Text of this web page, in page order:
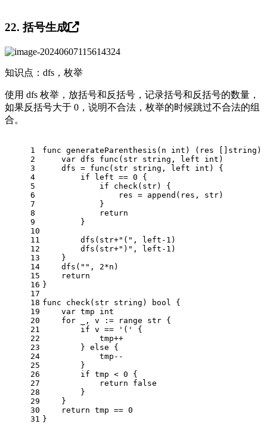
22. 括号生成
知识点：dfs，枚举
使用 dfs 枚举，放括号和反括号，记录括号和反括号的数量，
如果反括号大于 0，说明不合法，枚举的时候跳过不合法的组
合。
1
2
3
4
5
6
7
8
9
10
11
12
13
14
15
16
17
18
19
20
21
22
23
24
25
26
27
28
29
30
31
func generateParenthesis (n int ) (res [] string )
var dfs func (str string , left int )
    dfs =
func (str string , left int )
{
if left == 0 {
if check(str) {
                res =
append (res, str)
            }
return
        }
        dfs(str+
"(" , left -1 )
        dfs(str+
")" , left -1 )
    }
    dfs(
"" , 2*n)
return
}
func
check(str string ) bool {
var tmp int
for _, v := range str {
if v == '('
{
            tmp++
        }
else {
            tmp--
        }
if tmp < 0 {
return
false
        }
    }
return tmp == 0
}